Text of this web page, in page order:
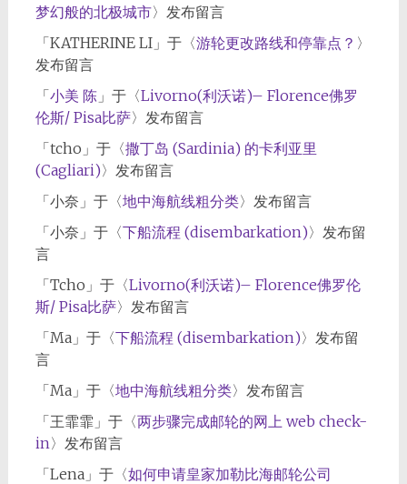
梦幻般的北极城市〉发布留言
「KATHERINE LI」于〈游轮更改路线和停靠点？ 〉
发布留言
「小美 陈」于〈Livorno(利沃诺)– Florence佛罗
伦斯/ Pisa比萨〉发布留言
「tcho 」于〈撒丁岛 (Sardinia) 的卡利亚里
(Cagliari)〉发布留言
「小奈 」于〈地中海航线粗分类〉发布留言
「小奈 」于〈下船流程 (disembarkation)〉发布留
言
「Tcho 」于〈Livorno(利沃诺)– Florence佛罗伦
斯/ Pisa比萨〉发布留言
「Ma」于〈下船流程 (disembarkation)〉发布留
言
「Ma」于〈地中海航线粗分类〉发布留言
「王霏霏 」于〈两步骤完成邮轮的网上 web check-
in〉发布留言
「Lena」于〈如何申请皇家加勒比海邮轮公司